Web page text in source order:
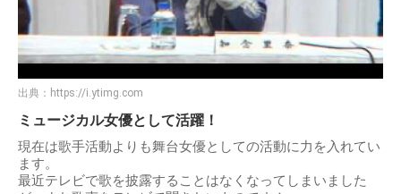
出典： https://i.ytimg.com
ミュージカル女優として活躍！
現在は歌手活動よりも舞台女優としての活動に力を入れてい
ます。
最近テレビで歌を披露することはなくなってしまいました